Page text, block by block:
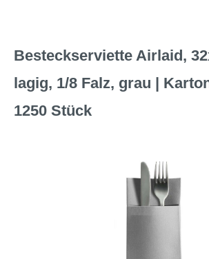
Besteckserviette Airlaid,
lagig, 1/8 Falz, grau |
1250 Stück
Bildergalerie überspringen